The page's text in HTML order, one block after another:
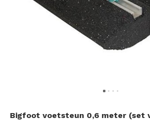
Bigfoot voetsteun 0,6 meter (set